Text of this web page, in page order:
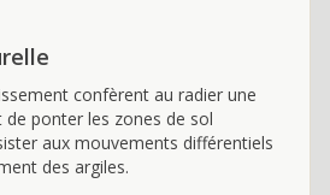
confèrent au radier une
ponter les zones de sol
aux mouvements différentiels
des argiles.